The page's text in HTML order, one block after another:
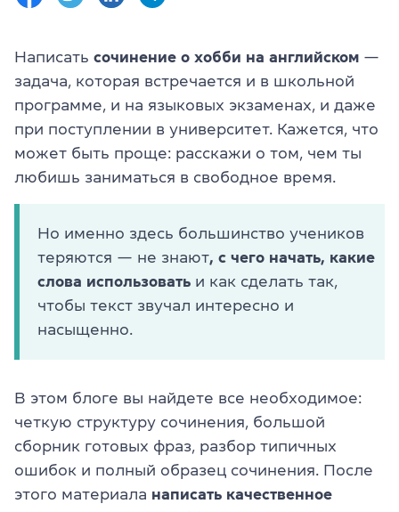
(063) 580 11 00
(098) 580 11 00
г. Киев, метро Золотые Ворота, ул. Ярославов Вал, 13/2-б,
Написать сочинение о хобби на английском —
задача, которая встречается и в школьной
программе, и на языковых экзаменах, и даже
при поступлении в университет. Кажется, что
может быть проще: расскажи о том, чем ты
любишь заниматься в свободное время.
Но именно здесь большинство учеников
теряются — не знают, с чего начать, какие
слова использовать и как сделать так,
чтобы текст звучал интересно и
насыщенно.
В этом блоге вы найдете все необходимое:
четкую структуру сочинения, большой
сборник готовых фраз, разбор типичных
ошибок и полный образец сочинения. После
этого материала написать качественное